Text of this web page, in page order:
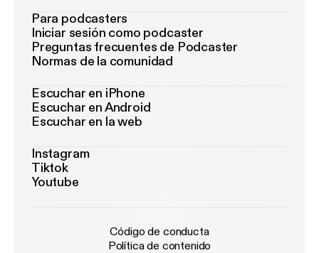
Para podcasters
Iniciar sesión como podcaster
Preguntas frecuentes de Podcaster
Normas de la comunidad
Escuchar en iPhone
Escuchar en Android
Escuchar en la web
Instagram
Tiktok
Youtube
Código de conducta
Política de contenido